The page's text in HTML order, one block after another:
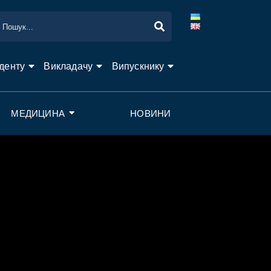
Викладачу Випускнику
МЕДИЦИНА НОВИНИ